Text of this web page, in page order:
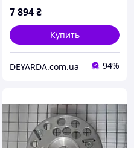
7 894₴
Купить
DEYARDA.com.ua 94%